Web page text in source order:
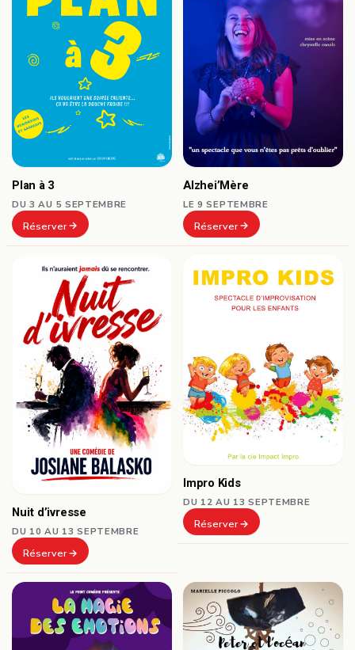
Plan à 3
DU 3 AU 5 SEPTEMBRE
Réserver
Alzhei’Mère
LE 9 SEPTEMBRE
Réserver
Nuit d’ivresse
DU 10 AU 13 SEPTEMBRE
Réserver
Impro Kids
DU 12 AU 13 SEPTEMBRE
Réserver